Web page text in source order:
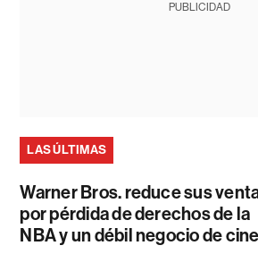
PUBLICIDAD
LAS ÚLTIMAS
Warner Bros. reduce sus
por pérdida de derechos de la
NBA y un débil negocio de cine